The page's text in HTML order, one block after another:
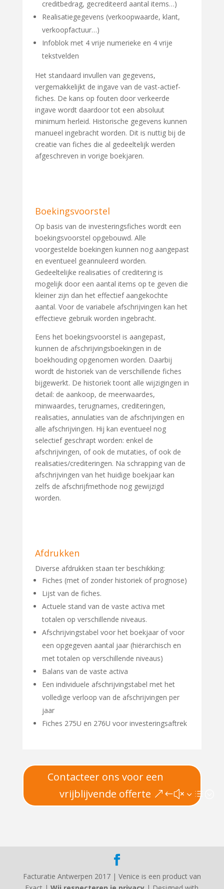
creditbedrag, gecrediteerd aantal items…)
Realisatiegegevens (verkoopwaarde, klant,
verkoopfactuur…)
Infoblok met 4 vrije numerieke en 4 vrije
tekstvelden
Het standaard invullen van gegevens,
vergemakkelijkt de ingave van de vast-actief-
fiches. De kans op fouten door verkeerde
ingave wordt daardoor tot een absoluut
minimum herleid. Historische gegevens kunnen
manueel ingebracht worden. Dit is nuttig bij de
creatie van fiches die al gedeeltelijk werden
afgeschreven in vorige boekjaren.
Boekingsvoorstel
Op basis van de investeringsfiches wordt een
boekingsvoorstel opgebouwd. Alle
voorgestelde boekingen kunnen nog aangepast
en eventueel geannuleerd worden.
Gedeeltelijke realisaties of creditering is
mogelijk door een aantal items op te geven die
kleiner zijn dan het effectief aangekochte
aantal. Voor de variabele afschrijvingen kan het
effectieve gebruik worden ingebracht.
Eens het boekingsvoorstel is aangepast,
kunnen de afschrijvingsboekingen in de
boekhouding opgenomen worden. Daarbij
wordt de historiek van de verschillende fiches
bijgewerkt. De historiek toont alle wijzigingen in
detail: de aankoop, de meerwaardes,
minwaardes, terugnames, crediteringen,
realisaties, annulaties van de afschrijvingen en
alle afschrijvingen. Hij kan eventueel nog
selectief geschrapt worden: enkel de
afschrijvingen, of ook de mutaties, of ook de
realisaties/crediteringen. Na schrapping van de
afschrijvingen van het huidige boekjaar kan
zelfs de afschrijfmethode nog gewijzigd
worden.
Afdrukken
Diverse afdrukken staan ter beschikking:
Fiches (met of zonder historiek of prognose)
Lijst van de fiches.
Actuele stand van de vaste activa met
totalen op verschillende niveaus.
Afschrijvingstabel voor het boekjaar of voor
een opgegeven aantal jaar (hiërarchisch en
met totalen op verschillende niveaus)
Balans van de vaste activa
Een individuele afschrijvingstabel met het
volledige verloop van de afschrijvingen per
jaar
Fiches 275U en 276U voor investeringsaftrek
Contacteer ons voor een
vrijblijvende offerte
Facturatie Antwerpen 2017 | Venice is een product van